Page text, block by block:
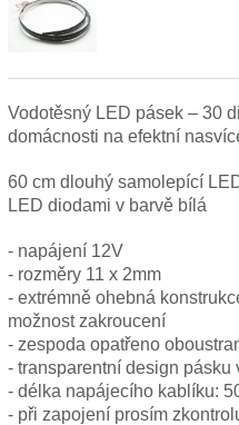
Vodotěsný LED pásek – 30
domácnosti na efektní
60 cm dlouhý samolepící
LED diodami v barvě bílá
- napájení 12V
- rozměry 11 x 2mm
- extrémně ohebná
možnost zakroucení
- zespoda opatřeno
- transparentní design
- délka napájecího kablíku:
- při zapojení prosím